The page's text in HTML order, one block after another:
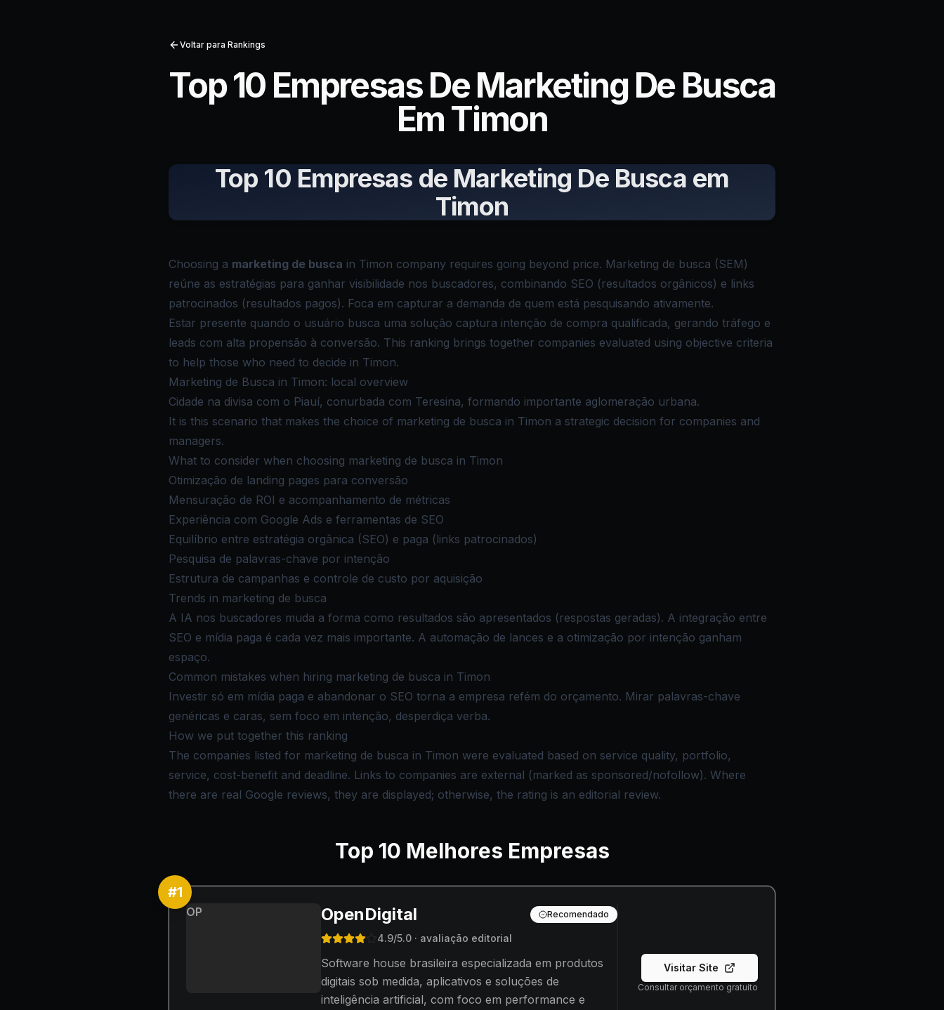
Voltar para Rankings
Top 10 Empresas De Marketing De Busca
Em Timon
Top 10 Empresas de Marketing De Busca em
Timon
Choosing a marketing de busca in Timon company requires going beyond price. Marketing de busca (SEM)
reúne as estratégias para ganhar visibilidade nos buscadores, combinando SEO (resultados orgânicos) e links
patrocinados (resultados pagos). Foca em capturar a demanda de quem está pesquisando ativamente.
Estar presente quando o usuário busca uma solução captura intenção de compra qualificada, gerando tráfego e
leads com alta propensão à conversão. This ranking brings together companies evaluated using objective criteria
to help those who need to decide in Timon.
Marketing de Busca in Timon: local overview
Cidade na divisa com o Piauí, conurbada com Teresina, formando importante aglomeração urbana.
It is this scenario that makes the choice of marketing de busca in Timon a strategic decision for companies and
managers.
What to consider when choosing marketing de busca in Timon
Otimização de landing pages para conversão
Mensuração de ROI e acompanhamento de métricas
Experiência com Google Ads e ferramentas de SEO
Equilíbrio entre estratégia orgânica (SEO) e paga (links patrocinados)
Pesquisa de palavras-chave por intenção
Estrutura de campanhas e controle de custo por aquisição
Trends in marketing de busca
A IA nos buscadores muda a forma como resultados são apresentados (respostas geradas). A integração entre
SEO e mídia paga é cada vez mais importante. A automação de lances e a otimização por intenção ganham
espaço.
Common mistakes when hiring marketing de busca in Timon
Investir só em mídia paga e abandonar o SEO torna a empresa refém do orçamento. Mirar palavras-chave
genéricas e caras, sem foco em intenção, desperdiça verba.
How we put together this ranking
The companies listed for marketing de busca in Timon were evaluated based on service quality, portfolio,
service, cost-benefit and deadline. Links to companies are external (marked as sponsored/nofollow). Where
there are real Google reviews, they are displayed; otherwise, the rating is an editorial review.
Top 10 Melhores Empresas
#1
OP OpenDigital Recomendado
4.9/5.0 · avaliação editorial
Software house brasileira especializada em produtos
digitais sob medida, aplicativos e soluções de
inteligência artificial, com foco em performance e
Visitar Site
Consultar orçamento gratuito